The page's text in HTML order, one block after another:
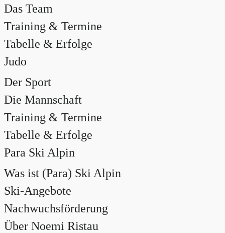
Das Team
Training & Termine
Tabelle & Erfolge
Judo
Der Sport
Die Mannschaft
Training & Termine
Tabelle & Erfolge
Para Ski Alpin
Was ist (Para) Ski Alpin
Ski-Angebote
Nachwuchsförderung
Über Noemi Ristau